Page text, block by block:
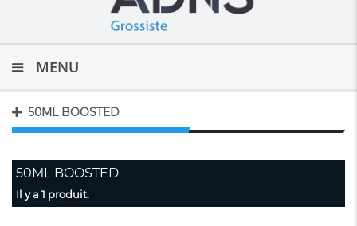
MENU
50ML BOOSTED
50ML BOOSTED
Il y a 1 produit.